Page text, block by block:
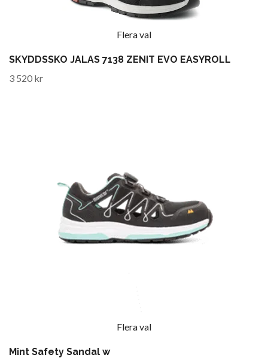
Flera val
SKYDDSSKO JALAS 7138 ZENIT EVO EASYROLL
3 520 kr
Flera val
Mint Safety Sandal w